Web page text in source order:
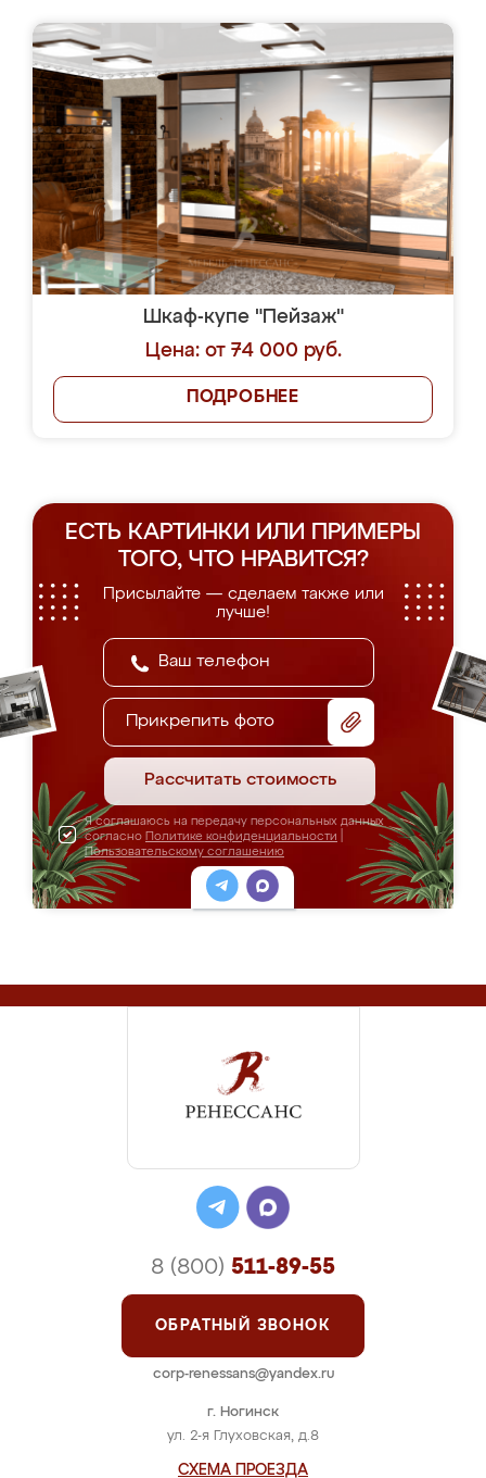
Шкаф-купе "Пейзаж"
Цена: от 74 000 руб.
ПОДРОБНЕЕ
ЕСТЬ КАРТИНКИ ИЛИ ПРИМЕРЫ
ТОГО, ЧТО НРАВИТСЯ?
Присылайте — сделаем также или
лучше!
Прикрепить фото
Рассчитать стоимость
Я соглашаюсь на передачу персональных данных
согласно Политике конфиденциальности
Пользовательскому соглашению
г. Ногинск
ул. 2-я Глуховская, д.8
СХЕМА ПРОЕЗДА
8 (800) 511-89-55
ОБРАТНЫЙ ЗВОНОК
corp-renessans@yandex.ru